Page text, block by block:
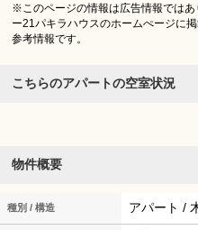
※このページの情報は広告情報では
ー21パキラハウスのホームぺージに
参考情報です。
こちらのアパートの空室状況
物件概要
種別 / 構造 アパート /